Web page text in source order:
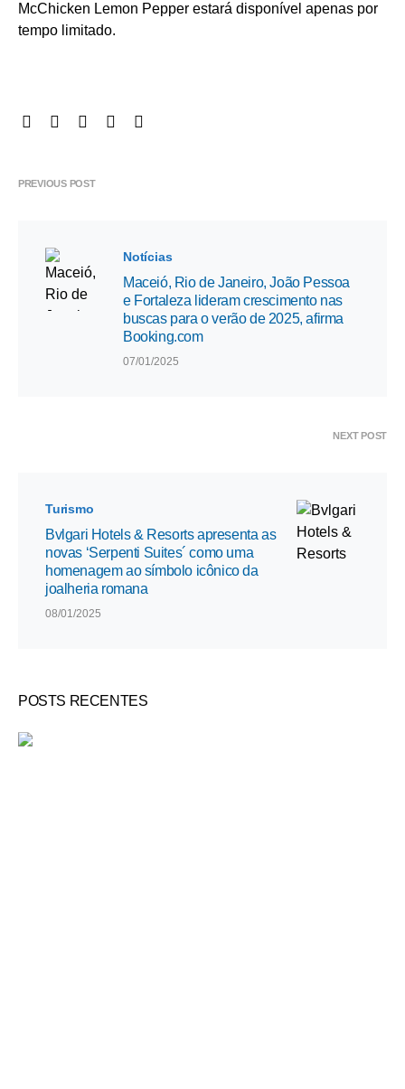
McChicken Lemon Pepper estará disponível apenas por
tempo limitado.
PREVIOUS POST
Notícias
Maceió, Rio de Janeiro, João Pessoa
e Fortaleza lideram crescimento nas
buscas para o verão de 2025, afirma
Booking.com
07/01/2025
NEXT POST
Turismo
Bvlgari Hotels & Resorts apresenta as
novas ‘Serpenti Suites´ como uma
homenagem ao símbolo icônico da
joalheria romana
08/01/2025
POSTS RECENTES